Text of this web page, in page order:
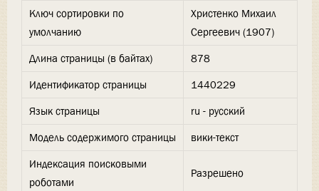
Ключ сортировки по
умолчанию
Христенко Михаил
Сергеевич (1907)
Длина страницы (в байтах)
878
Идентификатор страницы
1440229
Язык страницы
ru - русский
Модель содержимого страницы
вики-текст
Индексация поисковыми
роботами
Разрешено